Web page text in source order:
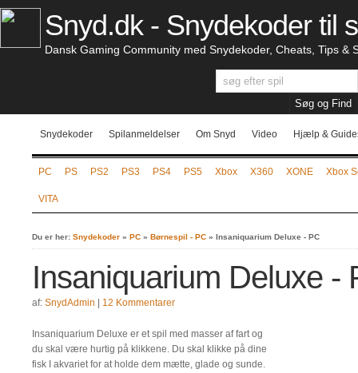
Snyd.dk - Snydekoder til
Dansk Gaming Community med Snydekoder, Cheats, Tips &
Snydekoder Spilanmeldelser Om Snyd Video Hjælp &
PC PS PS2 PS3 PS4 PS5 Xbox X360 XONE Xbox
VITA
Du er her: Snydekoder » PC » Børnespil - PC » Insaniquarium Deluxe - PC
Insaniquarium Deluxe -
af: SnydAdmin 12 Kommentarer
Insaniquarium Deluxe er et spil med masser af fart og
du skal være hurtig på klikkene. Du skal klikke på dine
fisk I akvariet for at holde dem mætte, glade og sunde.